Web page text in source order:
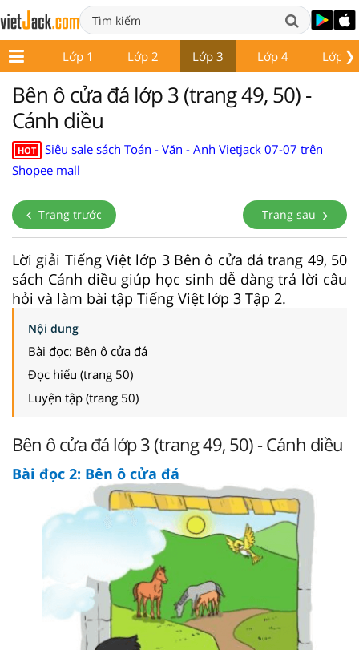
❯
Lớp 1 Lớp 2 Lớp 3 Lớp 4 Lớp 5
Bên ô cửa đá lớp 3 (trang 49, 50) -
Cánh diều
HOT
Siêu sale sách Toán - Văn - Anh Vietjack 07-07 trên
Shopee mall
Trang trước Trang sau
Lời giải Tiếng Việt lớp 3 Bên ô cửa đá trang 49, 50
sách Cánh diều giúp học sinh dễ dàng trả lời câu
hỏi và làm bài tập Tiếng Việt lớp 3 Tập 2.
Nội dung
Bài đọc: Bên ô cửa đá
Đọc hiểu (trang 50)
Luyện tập (trang 50)
Bên ô cửa đá lớp 3 (trang 49, 50) - Cánh diều
Bài đọc 2: Bên ô cửa đá